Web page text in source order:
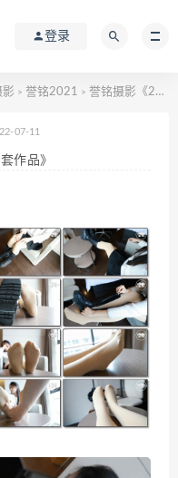
登录
影 > 誉铭2021 > 誉铭摄影《2021微信客户群第十二套作品》
07-11
作品》